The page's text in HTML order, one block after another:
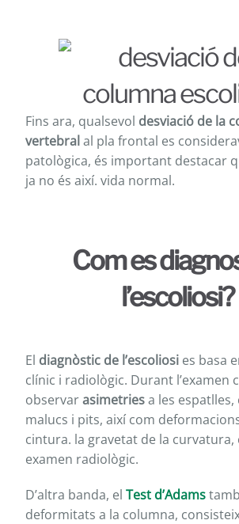
Fins ara, qualsevol desviació de la
vertebral al pla frontal es
patològica, és important destacar
ja no és així. vida normal.
Com es
l’escoliosi?
El diagnòstic de l’escoliosi es basa
clínic i radiològic. Durant l’examen
observarasimetriesa les espatlles,
malucs i pits, així com
cintura. la gravetat de la curvatura,
examen radiològic.
D’altra banda, el Test d’Adams
deformitats a la columna,